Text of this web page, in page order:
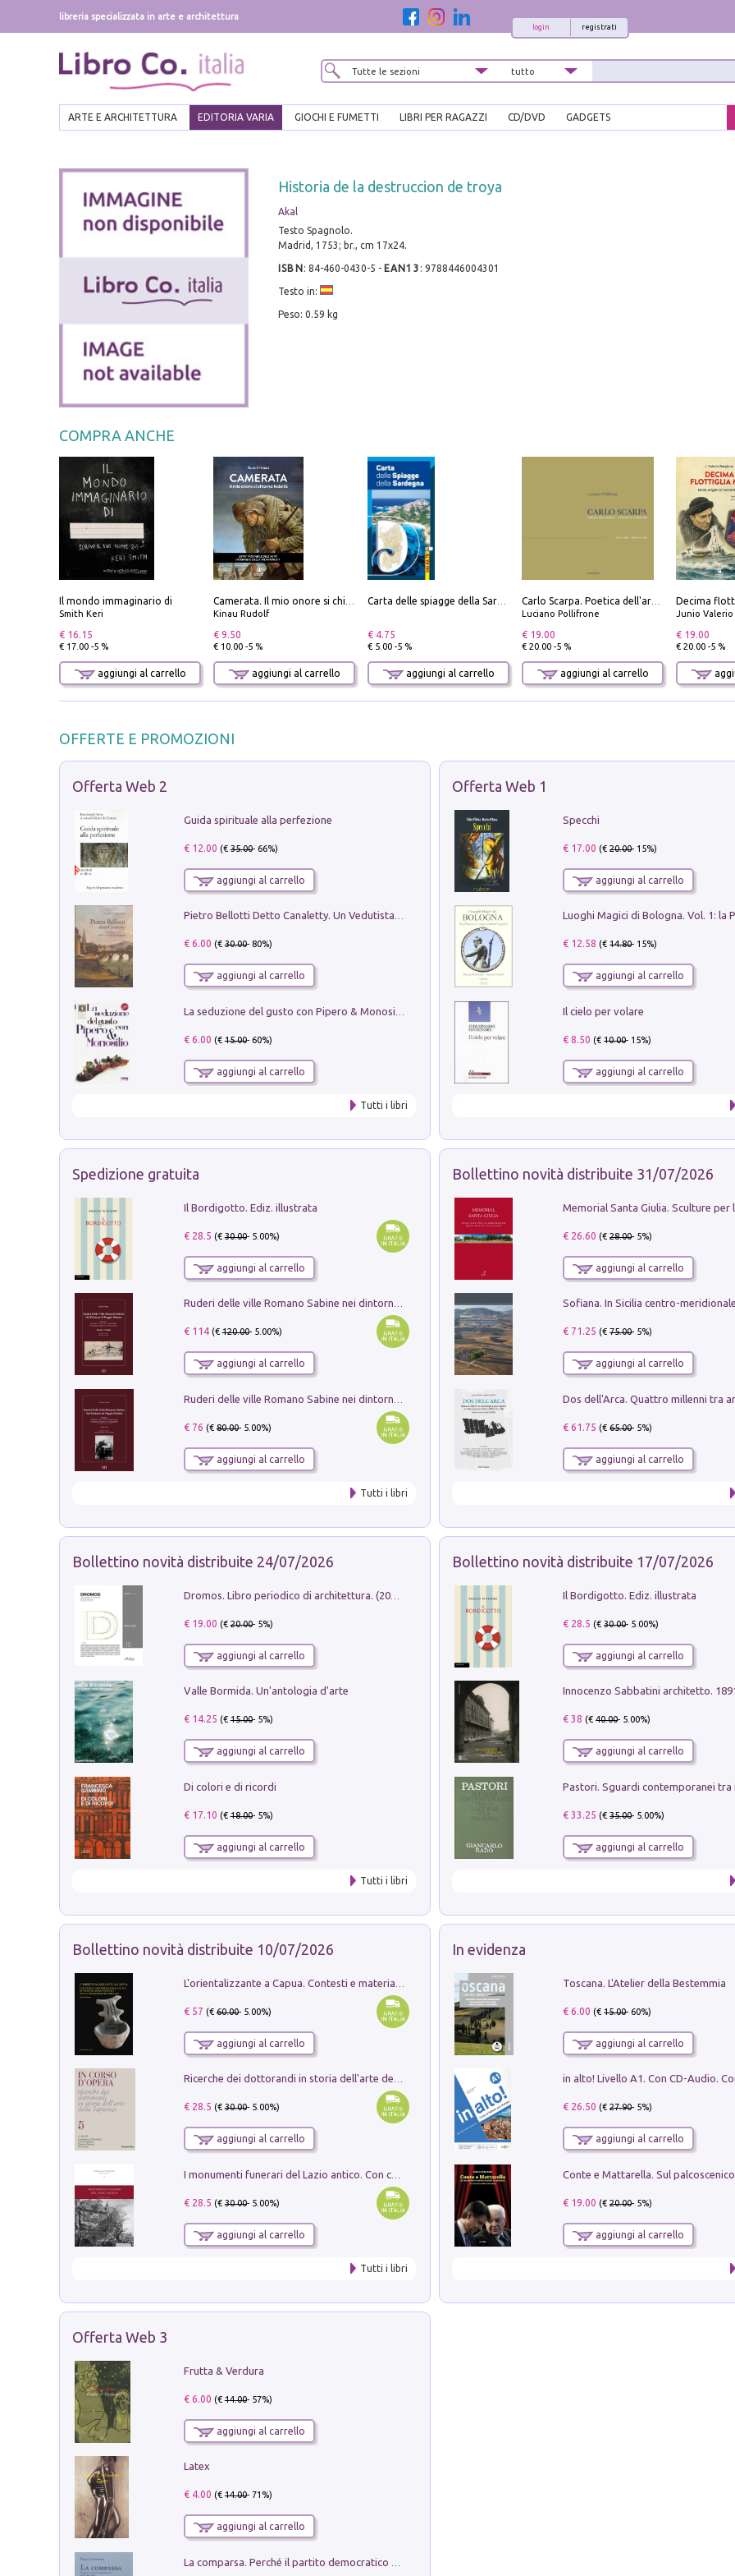
libreria specializzata in arte e architettura
registrati
login
ARTE E ARCHITETTURA EDITORIA VARIA GIOCHI E FUMETTI LIBRI PER RAGAZZI CD/DVD GADGETS
Historia de la destruccion de troya
Akal
Testo Spagnolo.
Madrid, 1753; br., cm 17x24.
ISBN : 84-460-0430-5 - EAN13 : 9788446004301
Testo in:
Peso: 0.59 kg
COMPRA ANCHE
Il mondo immaginario di
Smith Keri
€ 16.15
€ 17.00 -5 %
aggiungi al carrello
Camerata. Il mio onore si chiama fedeltà
Kinau Rudolf
€ 9.50
€ 10.00 -5 %
aggiungi al carrello
Carta delle spiagge della Sardegna. Con custodia
€ 4.75
€ 5.00 -5 %
aggiungi al carrello
Carlo Scarpa. Poetica dell'arredo. Tavoli e sedie-Poetics of furniture. Tables and chairs. Ediz. bilingue
Luciano Pollifrone
€ 19.00
€ 20.00 -5 %
aggiungi al carrello
Junio Valerio
€ 19.00
€ 20.00 -5 %
OFFERTE E PROMOZIONI
Offerta Web 2
Guida spirituale alla perfezione
€ 12.00 (€35.00- 66%)
aggiungi al carrello
Pietro Bellotti Detto Canaletty. Un Vedutista Veneziano nella Francia dell'Ancien Régime
€ 6.00 (€30.00- 80%)
aggiungi al carrello
€ 6.00 (€15.00- 60%)
aggiungi al carrello
Tutti i libri
Offerta Web 1
Specchi
€ 17.00 (€20.00- 15%)
aggiungi al carrello
€ 12.58 (€14.80- 15%)
aggiungi al carrello
Il cielo per volare
€ 8.50 (€10.00- 15%)
aggiungi al carrello
Spedizione gratuita
Il Bordigotto. Ediz. illustrata
€ 28.5 (€30.00- 5.00%)
aggiungi al carrello
Ruderi delle ville Romano Sabine nei dintorni di Poggio Mirteto. Illustrati dal dott.re prof.re cav.re Ercole Nardi regio ispettore degli scavi e monumenti. Anno 1885. Tavole e studio. Con 25 tavole fuori testo in cartella editoriale
€ 114(€120.00- 5.00%)
aggiungi al carrello
€ 76 (€80.00- 5.00%)
aggiungi al carrello
Tutti i libri
Bollettino novità distribuite 31/07/2026
€ 26.60 (€28.00- 5%)
aggiungi al carrello
€ 71.25 (€75.00- 5%)
aggiungi al carrello
€ 61.75 (€65.00- 5%)
aggiungi al carrello
Bollettino novità distribuite 24/07/2026
Dromos. Libro periodico di architettura. (2026). Vol. 15: Post-model
€ 19.00 (€20.00- 5%)
aggiungi al carrello
Valle Bormida. Un'antologia d'arte
€ 14.25 (€15.00- 5%)
aggiungi al carrello
Di colori e di ricordi
€ 17.10 (€18.00- 5%)
aggiungi al carrello
Tutti i libri
Bollettino novità distribuite 17/07/2026
Il Bordigotto. Ediz. illustrata
€ 28.5 (€30.00- 5.00%)
aggiungi al carrello
Innocenzo Sabbatini architetto.
€ 38 (€40.00- 5.00%)
aggiungi al carrello
€ 33.25 (€35.00- 5.00%)
aggiungi al carrello
Bollettino novità distribuite 10/07/2026
€ 57 (€60.00- 5.00%)
aggiungi al carrello
Ricerche dei dottorandi in storia dell'arte della Sapienza
€ 28.5 (€30.00- 5.00%)
aggiungi al carrello
I monumenti funerari del Lazio antico. Con cartella con tavole
€ 28.5 (€30.00- 5.00%)
aggiungi al carrello
Tutti i libri
In evidenza
Toscana. L'Atelier della Bestemmia
€ 6.00 (€15.00- 60%)
aggiungi al carrello
€ 26.50 (€27.90- 5%)
aggiungi al carrello
€ 19.00 (€20.00- 5%)
aggiungi al carrello
Offerta Web 3
Frutta & Verdura
€ 6.00 (€14.00- 57%)
aggiungi al carrello
Latex
€ 4.00 (€14.00- 71%)
aggiungi al carrello